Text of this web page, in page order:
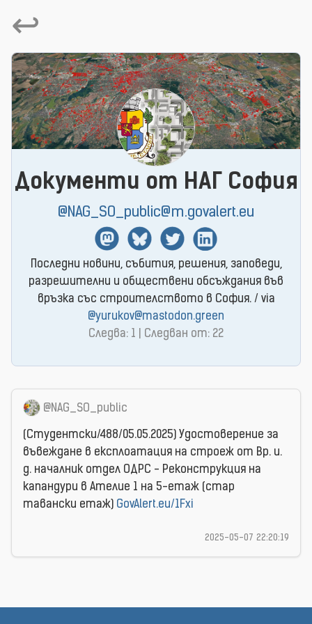
↩
Документи от НАГ София
@NAG_SO_public@m.govalert.eu
MastodonBlueSkyTwitterLinkedin
Последни новини, събития, решения, заповеди,
разрешителни и обществени обсъждания във
връзка със строителството в София. / via
@yurukov@mastodon.green
Следва: 1 | Следван от: 22
@NAG_SO_public
(Студентски/488/05.05.2025) Удостоверение за
въвеждане в експлоатация на строеж от Вр. и.
д. началник отдел ОДРС - Реконструкция на
капандури в Ателие 1 на 5-етаж (стар
тавански етаж) GovAlert.eu/1Fxi
2025-05-07 22:20:19